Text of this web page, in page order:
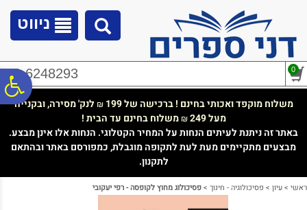
נגישות
ניווט
02-6248293 0
משלוח מוקפד ואכותי בחינם ! ברכישה של 199 ₪ לנק' מסירה, ובקנייה
מעל 249
₪משלוח בחינם עד הבית !
באתר זה ניתנת לעיתים הנחות על המחיר הקטלוגי. הנחות אלו אינן מבצע.
מבצעים מתקיימים מעת לעת לתקופה מוגבלת, כמפורסם באתר ובהתאם
לתקנון.
ראשי >עיון > פסיכולוגיה - חינוך >פסיכולוג מחוץ לקופסה - רפי יעקובי